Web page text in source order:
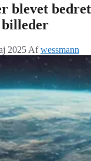
blevet
2025 Afwessmann